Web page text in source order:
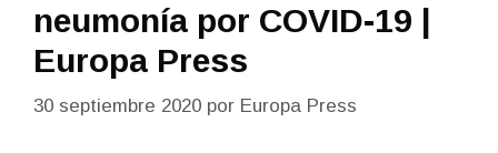
neumonía por COVID-19 |
Europa Press
30 septiembre 2020 por Europa Press